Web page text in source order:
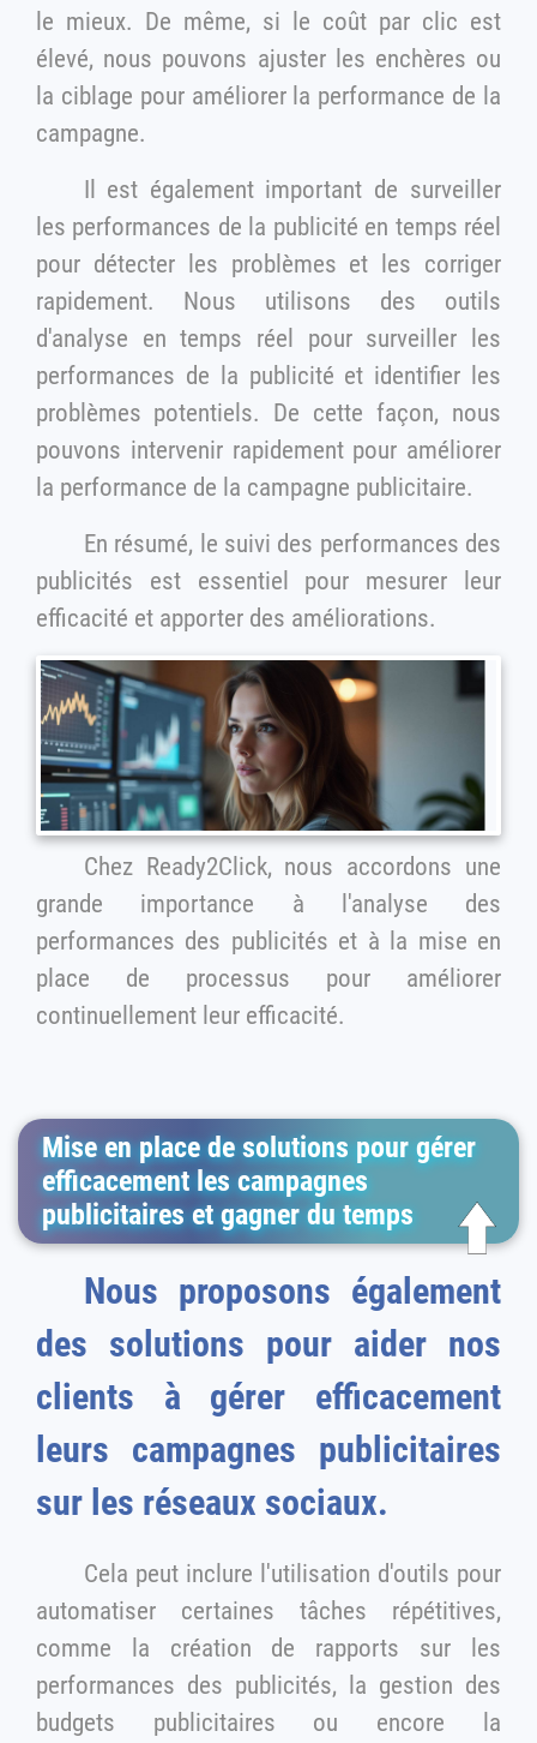
le mieux. De même, si le coût par clic est
élevé, nous pouvons ajuster les enchères ou
la ciblage pour améliorer la performance de la
campagne.
Il est également important de surveiller
les performances de la publicité en temps réel
pour détecter les problèmes et les corriger
rapidement. Nous utilisons des outils
d'analyse en temps réel pour surveiller les
performances de la publicité et identifier les
problèmes potentiels. De cette façon, nous
pouvons intervenir rapidement pour améliorer
la performance de la campagne publicitaire.
En résumé, le suivi des performances des
publicités est essentiel pour mesurer leur
efficacité et apporter des améliorations.
Chez Ready2Click, nous accordons une
grande importance à l'analyse des
performances des publicités et à la mise en
place de processus pour améliorer
continuellement leur efficacité.
Mise en place de solutions pour gérer
efficacement les campagnes
publicitaires et gagner du temps
Nous proposons également
des solutions pour aider nos
clients à gérer efficacement
leurs campagnes publicitaires
sur les réseaux sociaux.
Cela peut inclure l'utilisation d'outils pour
automatiser certaines tâches répétitives,
comme la création de rapports sur les
performances des publicités, la gestion des
budgets publicitaires ou encore la